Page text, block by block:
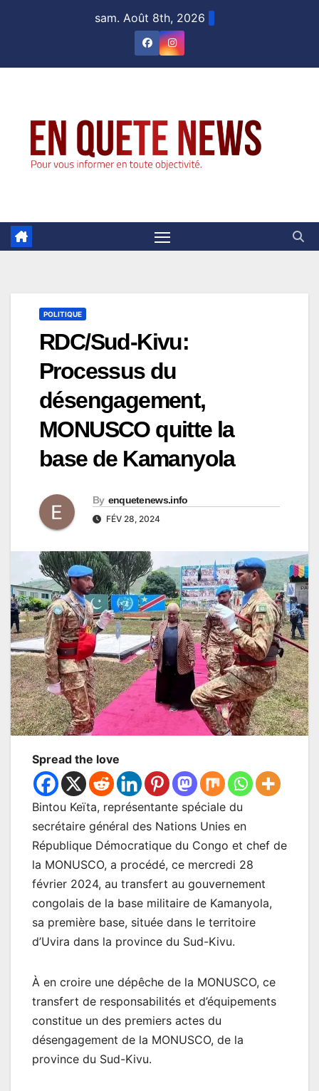
sam. Août 8th, 2026
POLITIQUE
RDC/Sud-Kivu:
Processus du
désengagement,
MONUSCO quitte la
base de Kamanyola
By enquetenews.info
FÉV 28, 2024
Spread the love
Bintou Keïta, représentante spéciale du
secrétaire général des Nations Unies en
République Démocratique du Congo et chef de
la MONUSCO, a procédé, ce mercredi 28
février 2024, au transfert au gouvernement
congolais de la base militaire de Kamanyola,
sa première base, située dans le territoire
d’Uvira dans la province du Sud-Kivu.
À en croire une dépêche de la MONUSCO, ce
transfert de responsabilités et d’équipements
constitue un des premiers actes du
désengagement de la MONUSCO, de la
province du Sud-Kivu.